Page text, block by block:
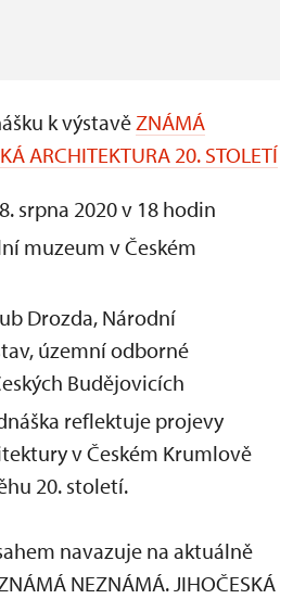
k výstavěZNÁMÁ
ARCHITEKTURA 20. STOLETÍ
srpna 2020 v 18 hodin
muzeum v Českém
Drozda, Národní
územní odborné
Budějovicích
reflektuje projevy
v Českém Krumlově
20. století.
navazuje na aktuálně
NEZNÁMÁ. JIHOČESKÁ